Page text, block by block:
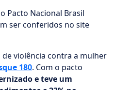
Pacto Nacional Brasil
ser conferidos no site
violência contra a mulher
180. Com o pacto
e teve um